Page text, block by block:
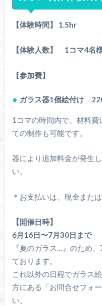
【体験時間】 1.5hr
【体験人数】 1コマ4名
【参加費】
ガラス器1個絵付け
1コマの時間内で、材料
ての制作も可能です。
器により追加料金が発生
い。
＊お支払いは、現金また
【開催日時】
6月16日〜7月30日まで
『夏のガラス…』のため
ております。
これ以外の日程でガラス
方にある「お問合せフォ
い。